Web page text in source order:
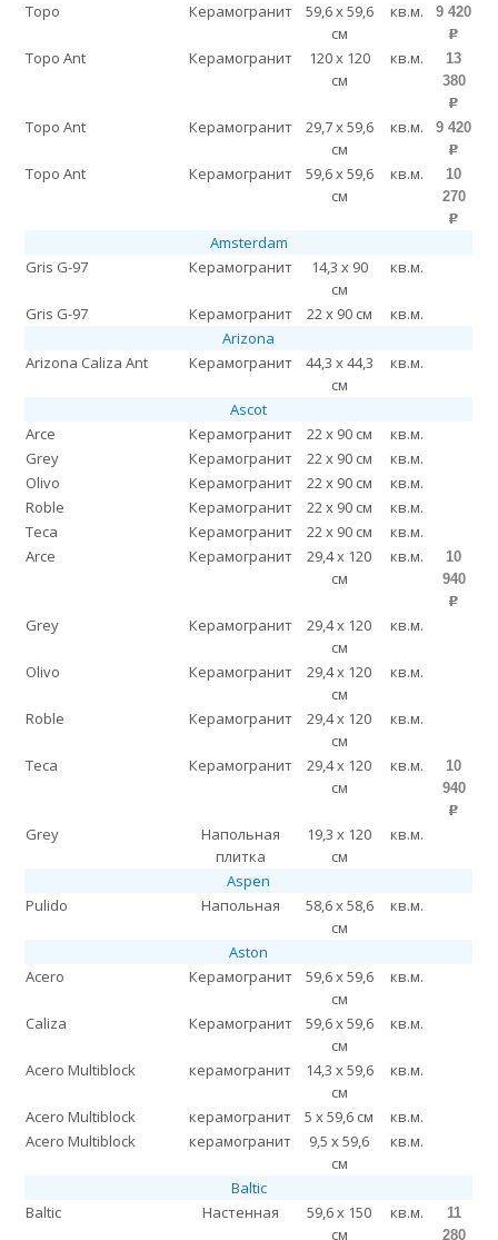
Topo Керамогранит
59,6 x 59,6
см
кв.м. 9 420
p
Topo Ant Керамогранит
120 x 120
см
кв.м.
13
380
p
Topo Ant Керамогранит
29,7 x 59,6
см
кв.м. 9 420
p
Topo Ant Керамогранит
59,6 x 59,6
см
кв.м.
10
270
p
Amsterdam
Gris G-97
Керамогранит
14,3 x 90
см
кв.м.
Gris G-97 Керамогранит 22 x 90 см
кв.м.
Arizona
Arizona Caliza Ant
Керамогранит
44,3 x 44,3
см
кв.м.
Ascot
Arce
Керамогранит 22 x 90 см
кв.м.
Grey
Керамогранит 22 x 90 см
кв.м.
Olivo
Керамогранит 22 x 90 см
кв.м.
Roble
Керамогранит 22 x 90 см
кв.м.
Teca
Керамогранит 22 x 90 см
кв.м.
Arce
Керамогранит
29,4 x 120
см
кв.м.
10
940
p
Grey Керамогранит
29,4 x 120
см
кв.м.
Olivo Керамогранит
29,4 x 120
см
кв.м.
Roble Керамогранит
29,4 x 120
см
кв.м.
Teca Керамогранит
29,4 x 120
см
кв.м.
10
940
p
Grey
Напольная
плитка
19,3 x 120
см
кв.м.
Aspen
Pulido
Напольная
58,6 x 58,6
см
кв.м.
Aston
Acero
Керамогранит
59,6 x 59,6
см
кв.м.
Caliza Керамогранит
59,6 x 59,6
см
кв.м.
Acero Multiblock керамогранит
14,3 x 59,6
см
кв.м.
Acero Multiblock керамогранит 5 x 59,6 см
кв.м.
Acero Multiblock
керамогранит
9,5 x 59,6
см
кв.м.
Baltic
Baltic
Настенная
59,6 x 150
см
кв.м.
11
280